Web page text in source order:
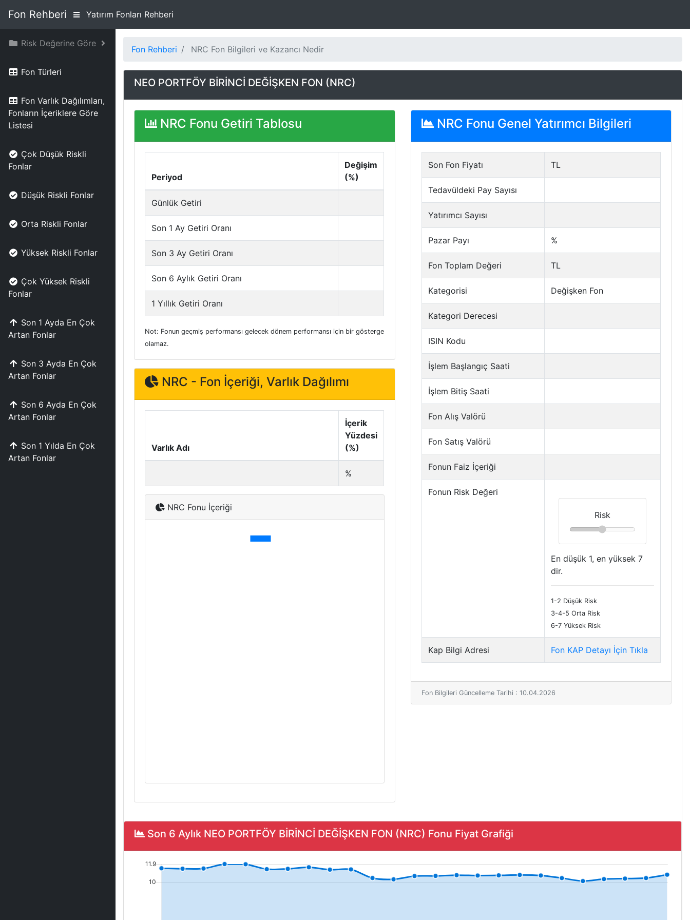
Fon Rehberi Yatırım Fonları Rehberi
Risk Değerine Göre
Fon Türleri
Fon Varlık Dağılımları,
Fonların İçeriklere Göre
Listesi
Çok Düşük Riskli
Fonlar
Düşük Riskli Fonlar
Orta Riskli Fonlar
Yüksek Riskli Fonlar
Çok Yüksek Riskli
Fonlar
Son 1 Ayda En Çok
Artan Fonlar
Son 3 Ayda En Çok
Artan Fonlar
Son 6 Ayda En Çok
Artan Fonlar
Son 1 Yılda En Çok
Artan Fonlar
Fon Rehberi NRC Fon Bilgileri ve Kazancı Nedir
NEO PORTFÖY BİRİNCİ DEĞİŞKEN FON (NRC)
NRC Fonu Getiri Tablosu
Periyod
Değişim
(%)
Günlük Getiri
Son 1 Ay Getiri Oranı
Son 3 Ay Getiri Oranı
Son 6 Aylık Getiri Oranı
1 Yıllık Getiri Oranı
Not: Fonun geçmiş performansı gelecek dönem performansı için bir gösterge
olamaz.
NRC - Fon İçeriği, Varlık Dağılımı
Varlık Adı
İçerik
Yüzdesi
(%)
%
NRC Fonu İçeriği
NRC Fonu Genel Yatırımcı Bilgileri
Son Fon Fiyatı TL
Tedavüldeki Pay Sayısı
Yatırımcı Sayısı
Pazar Payı %
Fon Toplam Değeri TL
Kategorisi Değişken Fon
Kategori Derecesi
ISIN Kodu
İşlem Başlangıç Saati
İşlem Bitiş Saati
Fon Alış Valörü
Fon Satış Valörü
Fonun Faiz İçeriği
Fonun Risk Değeri
Risk
En düşük 1, en yüksek 7
dir.
1-2 Düşük Risk
3-4-5 Orta Risk
6-7 Yüksek Risk
Kap Bilgi Adresi Fon KAP Detayı İçin Tıkla
Fon Bilgileri Güncelleme Tarihi : 10.04.2026
Son 6 Aylık NEO PORTFÖY BİRİNCİ DEĞİŞKEN FON (NRC) Fonu Fiyat Grafiği